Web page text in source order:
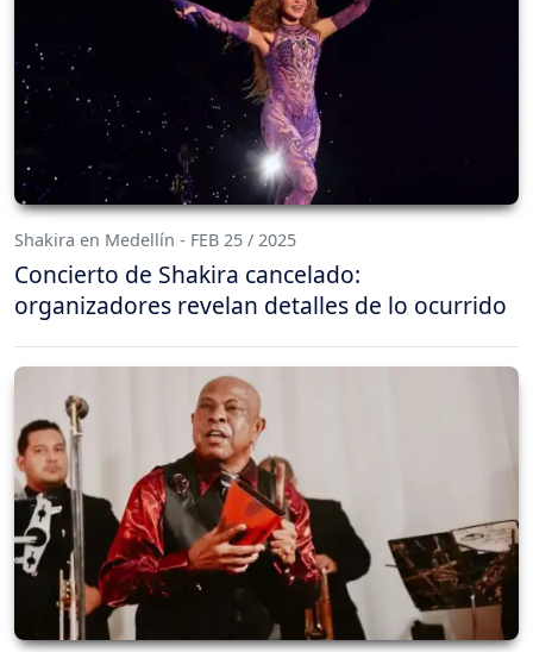
Shakira en Medellín - FEB 25 / 2025
Concierto de Shakira cancelado:
organizadores revelan detalles de lo ocurrido